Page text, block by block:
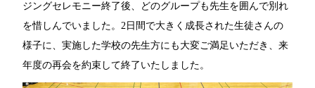
ジングセレモニー終了後、どのグループも先生を囲んで別れ
を惜しんでいました。2日間で大きく成長された生徒さんの
様子に、実施した学校の先生方にも大変ご満足いただき、来
年度の再会を約束して終了いたしました。